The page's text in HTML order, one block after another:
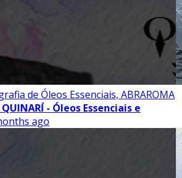
de Óleos Essenciais, ABRAROMA
QUINARÍ - Óleos Essenciais e
ago